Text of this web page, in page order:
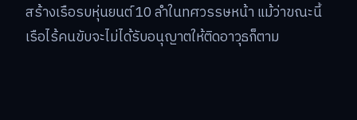
สร้างเรือรบหุ่นยนต์ 10 ลำในทศวรรษหน้า แม้ว่าขณะนี้
เรือไร้คนขับจะไม่ได้รับอนุญาตให้ติดอาวุธก็ตาม